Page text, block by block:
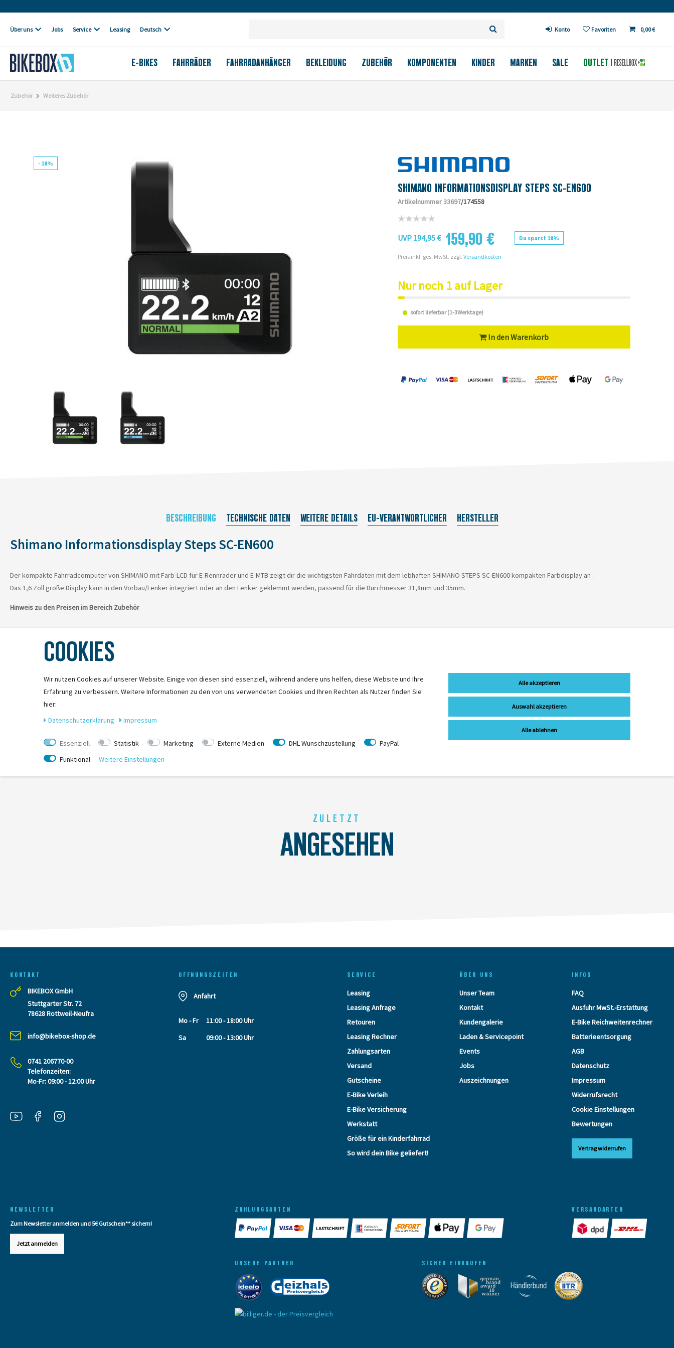
Über uns Jobs Service Leasing Deutsch Konto Favoriten 0,00 €
E-BIKES FAHRRÄDER BEKLEIDUNG ZUBEHÖR KOMPONENTEN KINDER
FAHRRADANHÄNGER MARKEN SALE OUTLET
Zubehör Weiteres Zubehör
- 18%
SHIMANO INFORMATIONSDISPLAY STEPS SC-EN600
Artikelnummer 33697/174558
UVP 194,95 € 159,90 € Du sparst 18%
Preis inkl. ges. MwSt. zzgl. Versandkosten
Nur noch 1 auf Lager
sofort lieferbar (1-3Werktage)
In den Warenkorb
BESCHREIBUNG TECHNISCHE DATEN WEITERE DETAILS EU-VERANTWORTLICHER HERSTELLER
Shimano Informationsdisplay Steps SC-EN600
Der kompakte Fahrradcomputer von SHIMANO mit Farb-LCD für E-Rennräder und E-MTB zeigt dir die wichtigsten Fahrdaten mit dem lebhaften SHIMANO STEPS SC-EN600 kompakten Farbdisplay an .
Das 1,6 Zoll große Display kann in den Vorbau/Lenker integriert oder an den Lenker geklemmt werden, passend für die Durchmesser 31,8mm und 35mm.
Hinweis zu den Preisen im Bereich Zubehör
Aktionen, Rabattierungen und Marktbedingungen bestimmt und sind daher nicht immer identisch.
Vielen Dank für Ihr Verständnis.
ZULETZT
ANGESEHEN
KONTAKT
BIKEBOX GmbH
Stuttgarter Str. 72
78628 Rottweil-Neufra
info@bikebox-shop.de
0741 206770-00
Telefonzeiten:
Mo-Fr: 09:00 - 12:00 Uhr
OFFNUNGSZEITEN
Anfahrt
Mo - Fr
11:00 - 18:00 Uhr
Sa
09:00 - 13:00 Uhr
SERVICE
Leasing
Leasing Anfrage
Retouren
Leasing Rechner
Zahlungsarten
Versand
Gutscheine
E-Bike Verleih
E-Bike Versicherung
Werkstatt
Größe für ein Kinderfahrrad
So wird dein Bike geliefert!
ÜBER UNS
Unser Team
Kontakt
Kundengalerie
Laden & Servicepoint
Events
Jobs
Auszeichnungen
INFOS
FAQ
Ausfuhr MwSt.-Erstattung
E-Bike Reichweitenrechner
Batterieentsorgung
AGB
Datenschutz
Impressum
Widerrufsrecht
Cookie Einstellungen
Bewertungen
Vertrag widerrufen
NEWSLETTER
Zum Newsletter anmelden und 5€ Gutschein** sichern!
Jetzt anmelden
ZAHLUNGSARTEN VERSANDARTEN
UNSERE PARTNER SICHER EINKAUFEN
COOKIES
Wir nutzen Cookies auf unserer Website. Einige von diesen sind essenziell, während andere uns helfen, diese Website und Ihre
Erfahrung zu verbessern. Weitere Informationen zu den von uns verwendeten Cookies und Ihren Rechten als Nutzer finden Sie
hier:
Daten­schutz­erklärung
Impressum
Essenziell Statistik Marketing Externe Medien DHL Wunschzustellung
PayPal
Funktional
Weitere Einstellungen
Alle akzeptieren
Auswahl akzeptieren
Alle ablehnen